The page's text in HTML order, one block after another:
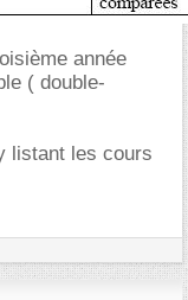
année
( double-
listant les cours